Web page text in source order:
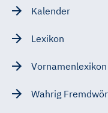
Kalender
Lexikon
Vornamenlexikon
Wahrig